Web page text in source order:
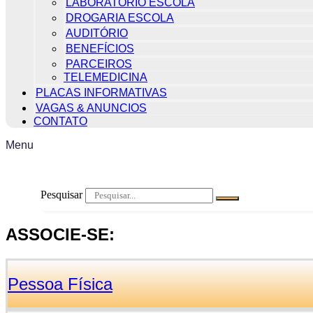
DROGARIA ESCOLA
AUDITÓRIO
BENEFÍCIOS
PARCEIROS
TELEMEDICINA
PLACAS INFORMATIVAS
VAGAS & ANUNCIOS
CONTATO
Menu
Pesquisar
ASSOCIE-SE:
Pessoa Física